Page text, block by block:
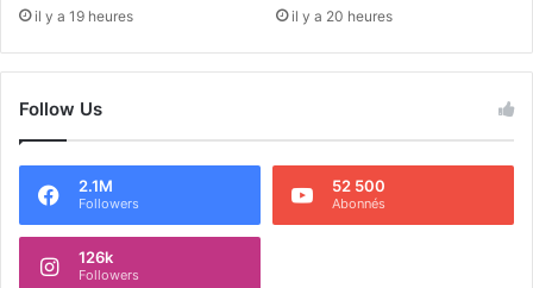
il y a 19 heures il y a 20 heures
Follow Us
2.1M
Followers
52 500
Abonnés
126k
Followers